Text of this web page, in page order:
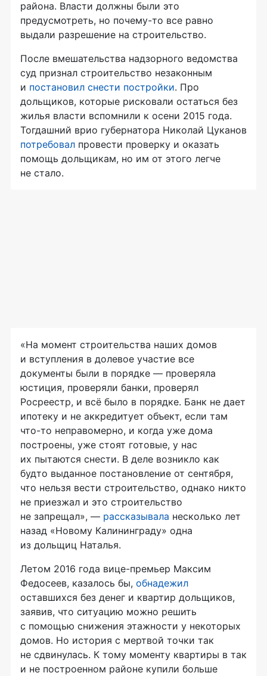
района. Власти должны были это
предусмотреть, но почему-то все равно
выдали разрешение на строительство.
После вмешательства надзорного ведомства
суд признал строительство незаконным
и постановил снести постройки. Про
дольщиков, которые рисковали остаться без
жилья власти вспомнили к осени 2015 года.
Тогдашний врио губернатора Николай Цуканов
потребовал провести проверку и оказать
помощь дольщикам, но им от этого легче
не стало.
«На момент строительства наших домов
и вступления в долевое участие все
документы были в порядке — проверяла
юстиция, проверяли банки, проверял
Росреестр, и всё было в порядке. Банк не дает
ипотеку и не аккредитует объект, если там
что-то неправомерно, и когда уже дома
построены, уже стоят готовые, у нас
их пытаются снести. В деле возникло как
будто выданное постановление от сентября,
что нельзя вести строительство, однако никто
не приезжал и это строительство
не запрещал», — рассказывала несколько лет
назад «Новому Калининграду» одна
из дольщиц Наталья.
Летом 2016 года вице-премьер Максим
Федосеев, казалось бы, обнадежил
оставшихся без денег и квартир дольщиков,
заявив, что ситуацию можно решить
с помощью снижения этажности у некоторых
домов. Но история с мертвой точки так
не сдвинулась. К тому моменту квартиры в так
и не построенном районе купили больше